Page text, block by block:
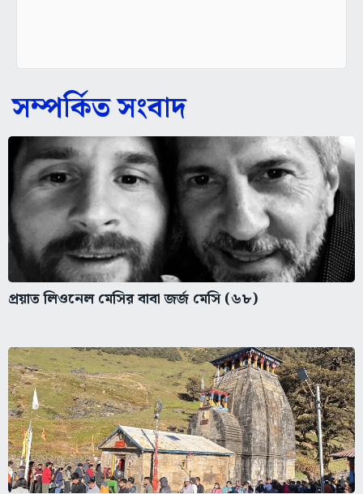
সম্পর্কিত সংবাদ
প্রয়াত লিওনেল মেসির বাবা জর্জ মেসি (৬৮)